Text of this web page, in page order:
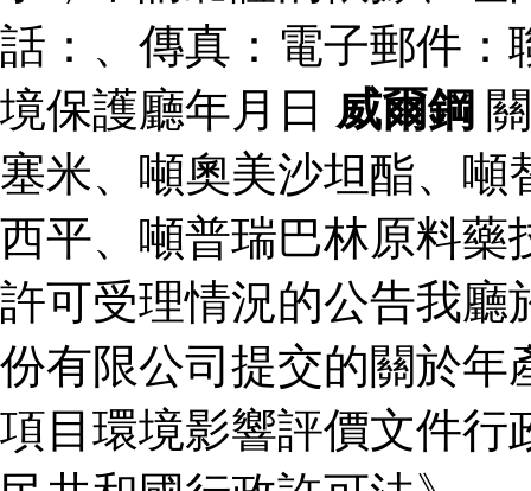
話：、傳真：電子郵件：
境保護廳年月日 威爾鋼
塞米、噸奧美沙坦酯、噸
西平、噸普瑞巴林原料藥
許可受理情況的公告我廳
份有限公司提交的關於年
項目環境影響評價文件行